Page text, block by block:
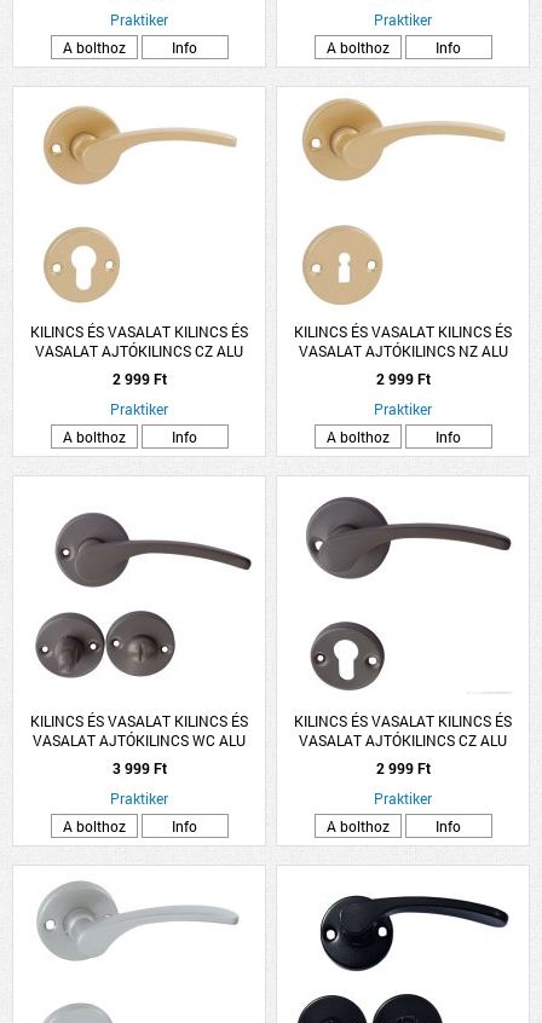
Praktiker
A bolthoz
Info
Praktiker
A bolthoz
Info
KILINCS ÉS VASALAT KILINCS ÉS
VASALAT AJTÓKILINCS CZ ALU
ARANY LANA ROZETTÁS
2 999 Ft
Praktiker
A bolthoz
Info
KILINCS ÉS VASALAT KILINCS ÉS
VASALAT AJTÓKILINCS NZ ALU
ARANY LANA ROZETTÁS
2 999 Ft
Praktiker
A bolthoz
Info
KILINCS ÉS VASALAT KILINCS ÉS
VASALAT AJTÓKILINCS WC ALU
SZÜRKE LANA ROZETTÁS
3 999 Ft
Praktiker
A bolthoz
Info
KILINCS ÉS VASALAT KILINCS ÉS
VASALAT AJTÓKILINCS CZ ALU
SZÜRKE LANA ROZETTÁS
2 999 Ft
Praktiker
A bolthoz
Info